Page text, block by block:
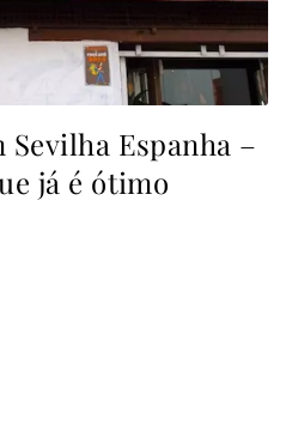
Espanha –
já é ótimo